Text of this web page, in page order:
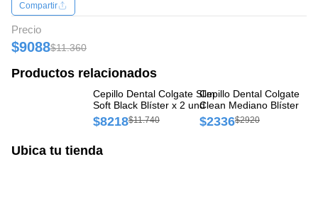
Compartir
Precio
$9088$11.360
Productos relacionados
Cepillo Dental Colgate Slim
Soft Black Blíster x 2 und
$8218$11.740
Cepillo Dental Colgate
Clean Mediano Blíster x 1
und
$2336$2920
Ubica tu tienda